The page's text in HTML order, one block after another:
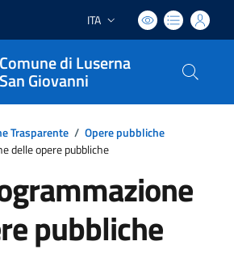
Lingua attiva:
ITA
Comune di Luserna
San Giovanni
Trasparente / Opere pubbliche
delle opere pubbliche
pubbliche